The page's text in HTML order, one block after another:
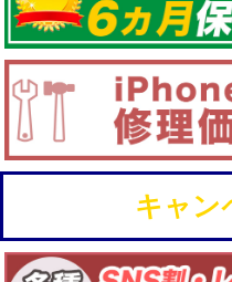
キャン